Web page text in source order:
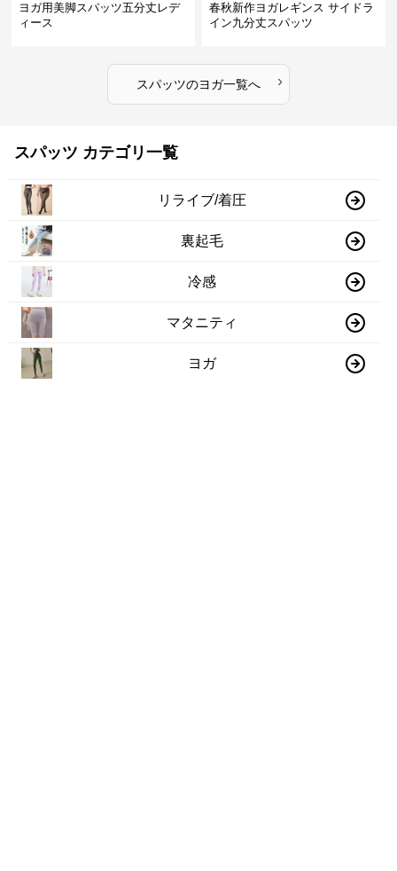
ヨガ用美脚スパッツ五分丈レデ
ィース
春秋新作ヨガレギンス サイドラ
イン九分丈スパッツ
スパッツのヨガ一覧へ ›
スパッツ カテゴリ一覧
リライブ/着圧
裏起毛
冷感
マタニティ
ヨガ